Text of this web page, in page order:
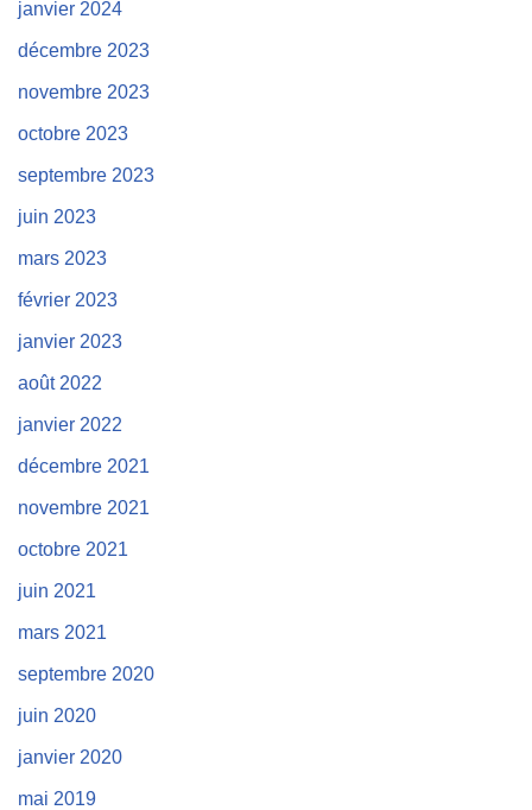
janvier 2024
décembre 2023
novembre 2023
octobre 2023
septembre 2023
juin 2023
mars 2023
février 2023
janvier 2023
août 2022
janvier 2022
décembre 2021
novembre 2021
octobre 2021
juin 2021
mars 2021
septembre 2020
juin 2020
janvier 2020
mai 2019